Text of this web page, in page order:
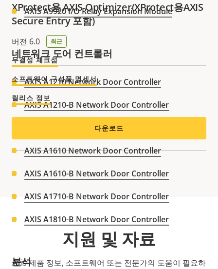
AXIS A9920 I/O Relay Expansion Module
네트워크 도어 컨트롤러
AXIS A1210 Network Door Controller
AXIS A1210-B Network Door Controller
AXIS A1214 Network Door Controller Kit
AXIS A1610 Network Door Controller
AXIS A1610-B Network Door Controller
AXIS A1710-B Network Door Controller
AXIS A1810-B Network Door Controller
분석
XProtect용 AXIS Optimizer(XProtect용AXIS
Secure Entry 포함)
버전 6.0 최근
무결성 체크섬
소프트웨어 구성품 명세서
릴리스 정보
다운로드
지원 및 자료
Axis 제품 정보, 소프트웨어 또는 전문가의 도움이 필요하